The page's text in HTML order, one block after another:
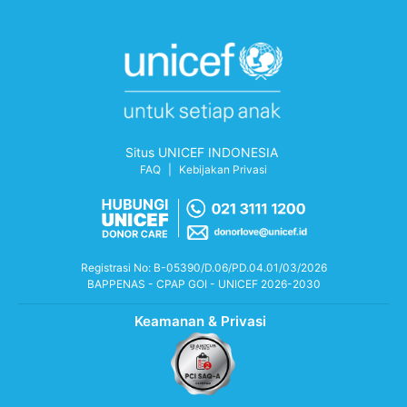
Situs UNICEF INDONESIA
FAQ Kebijakan Privasi
Registrasi No: B-05390/D.06/PD.04.01/03/2026
BAPPENAS - CPAP GOI - UNICEF 2026-2030
Keamanan & Privasi